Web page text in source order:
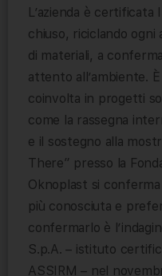
L’azienda è certificata
chiuso, riciclando
di materiali, a
attento all’ambiente.
coinvolta in progetti
come la rassegna
e il sostegno alla
There” presso la
Oknoplast si
più conosciuta e
confermarlo è
S.p.A. – istituto
ASSIRM – nel